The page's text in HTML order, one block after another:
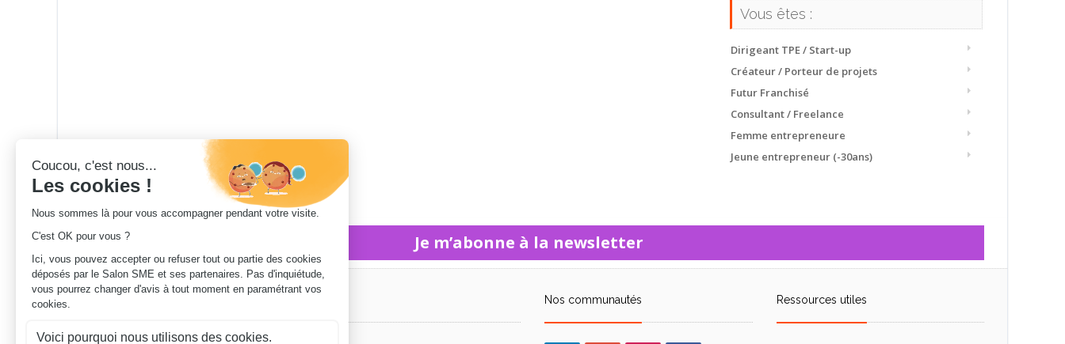
Vous êtes :
Dirigeant TPE / Start-up
Créateur / Porteur de projets
Futur Franchisé
Consultant / Freelance
Femme entrepreneure
Jeune entrepreneur (-30ans)
Je m’abonne à la newsletter
Qui sommes-nous ? Nos communautés Ressources utiles